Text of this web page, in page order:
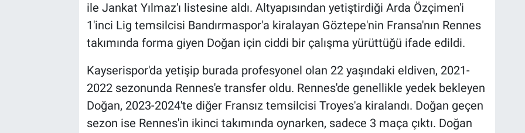
ile Jankat Yılmaz'ı listesine aldı. Altyapısından yetiştirdiği Arda Özçimen'i
1'inci Lig temsilcisi Bandırmaspor'a kiralayan Göztepe'nin Fransa'nın Rennes
takımında forma giyen Doğan için ciddi bir çalışma yürüttüğü ifade edildi.
Kayserispor'da yetişip burada profesyonel olan 22 yaşındaki eldiven, 2021-
2022 sezonunda Rennes'e transfer oldu. Rennes'de genellikle yedek bekleyen
Doğan, 2023-2024'te diğer Fransız temsilcisi Troyes'a kiralandı. Doğan geçen
sezon ise Rennes'in ikinci takımında oynarken, sadece 3 maça çıktı. Doğan